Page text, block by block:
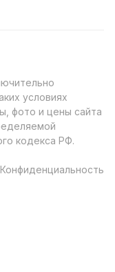
условиях
фото и цены сайта
кодекса РФ.
Конфиденциальность